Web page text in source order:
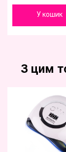
У кошик
З цим